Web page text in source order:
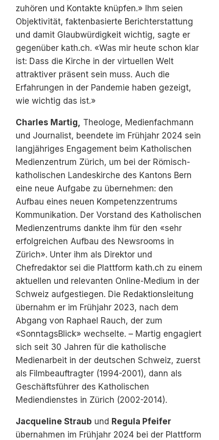
zuhören und Kontakte knüpfen.» Ihm seien
Objektivität, faktenbasierte Berichterstattung
und damit Glaubwürdigkeit wichtig, sagte er
gegenüber kath.ch. «Was mir heute schon klar
ist: Dass die Kirche in der virtuellen Welt
attraktiver präsent sein muss. Auch die
Erfahrungen in der Pandemie haben gezeigt,
wie wichtig das ist.»
Charles Martig,
Theologe, Medienfachmann
und Journalist, beendete im Frühjahr 2024 sein
langjähriges Engagement beim Katholischen
Medienzentrum Zürich, um bei der Römisch-
katholischen Landeskirche des Kantons Bern
eine neue Aufgabe zu übernehmen: den
Aufbau eines neuen Kompetenzzentrums
Kommunikation. Der Vorstand des Katholischen
Medienzentrums dankte ihm für den «sehr
erfolgreichen Aufbau des Newsrooms in
Zürich». Unter ihm als Direktor und
Chefredaktor sei die Plattform kath.ch zu einem
aktuellen und relevanten Online-Medium in der
Schweiz aufgestiegen. Die Redaktionsleitung
übernahm er im Frühjahr 2023, nach dem
Abgang von Raphael Rauch, der zum
«SonntagsBlick» wechselte. – Martig engagiert
sich seit 30 Jahren für die katholische
Medienarbeit in der deutschen Schweiz, zuerst
als Filmbeauftragter (1994-2001), dann als
Geschäftsführer des Katholischen
Mediendienstes in Zürich (2002-2014).
Jacqueline Straub und Regula Pfeifer
übernahmen im Frühjahr 2024 bei der Plattform